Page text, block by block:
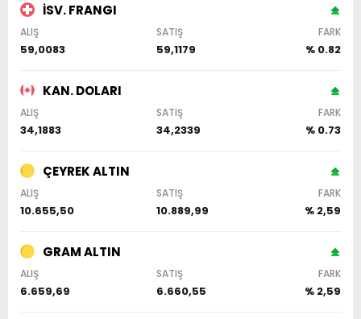
İSV. FRANGI
ALIŞ SATIŞ FARK
59,0083 59,1179 % 0.82
KAN. DOLARI
ALIŞ SATIŞ FARK
34,1883 34,2339 % 0.73
ÇEYREK ALTIN
ALIŞ SATIŞ FARK
10.655,50 10.889,99 % 2,59
GRAM ALTIN
ALIŞ SATIŞ FARK
6.659,69 6.660,55 % 2,59